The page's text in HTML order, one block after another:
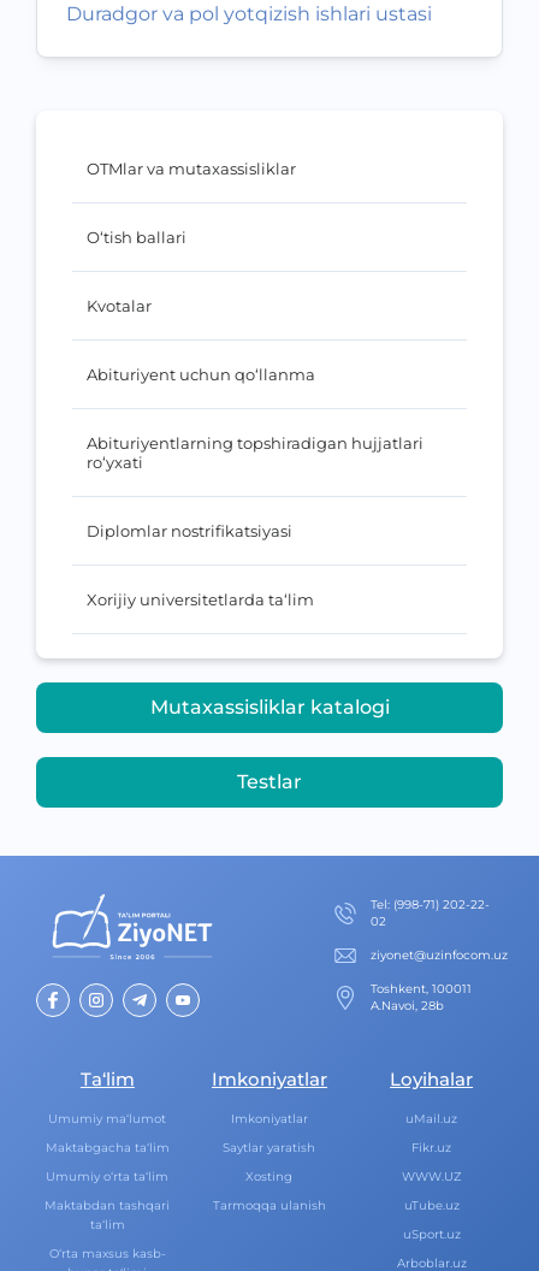
OTMlar va mutaxassisliklar
O‘tish ballari
Kvotalar
Abituriyent uchun qo‘llanma
Abituriyentlarning topshiradigan hujjatlari
ro‘yxati
Diplomlar nostrifikatsiyasi
Xorijiy universitetlarda ta‘lim
Mutaxassisliklar katalogi
Testlar
Duradgor va pol yotqizish ishlari ustasi
Теl: (998-71) 202-22-
02
ziyonet@uzinfocom.uz
Toshkent, 100011
A.Navoi, 28b
Ta‘lim
Umumiy ma‘lumot
Maktabgacha ta‘lim
Umumiy o‘rta ta‘lim
Maktabdan tashqari
ta‘lim
O‘rta maxsus kasb-
Imkoniyatlar
Imkoniyatlar
Saytlar yaratish
Xosting
Tarmoqqa ulanish
Loyihalar
uMail.uz
Fikr.uz
WWW.UZ
uTube.uz
uSport.uz
Arboblar.uz